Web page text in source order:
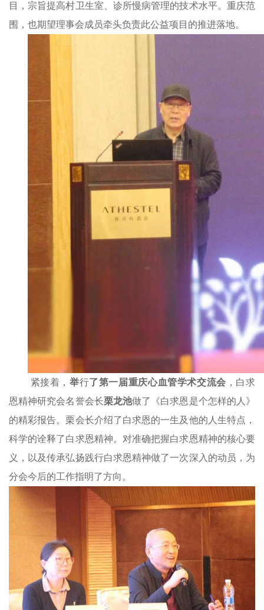
目，宗旨提高村卫生室、诊所慢病管理的技术水平。重庆范
围，也期望理事会成员牵头负责此公益项目 的推进落地​。
紧接着，举行了第一届重庆心血管学术交流会 ，白求
恩精神研究会名誉会长栗龙池做了
《白求恩是个怎样的人》
的精彩报告。栗会长介绍了白求恩的一生及他的人生特点，
科学的诠释了白求恩精神。对准确把握白求恩精神的核心要
义，以及传承弘扬践行白求恩精神做了一次深入的动员，为
分会今后的工作指明了方向。